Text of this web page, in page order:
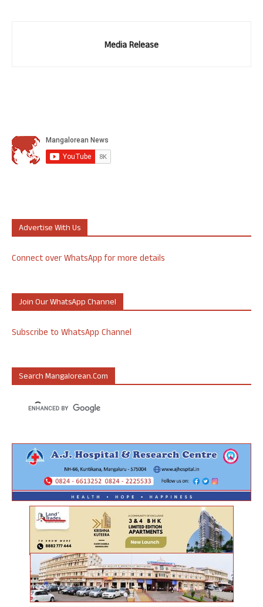
Media Release
Advertise With Us
Connect over WhatsApp for more details
Join Our WhatsApp Channel
Subscribe to WhatsApp Channel
Search Mangalorean.com